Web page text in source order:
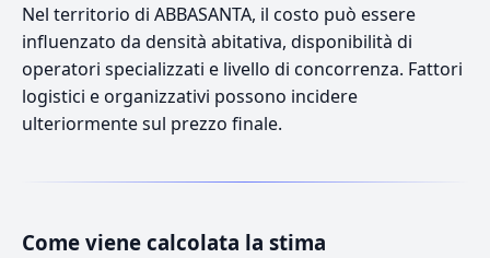
Nel territorio di ABBASANTA, il costo può essere
influenzato da densità abitativa, disponibilità di
operatori specializzati e livello di concorrenza. Fattori
logistici e organizzativi possono incidere
ulteriormente sul prezzo finale.
Come viene calcolata la stima